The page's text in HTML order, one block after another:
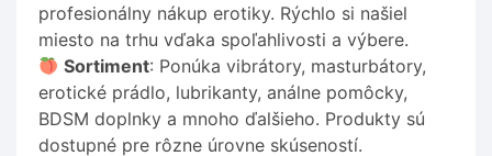
profesionálny nákup erotiky. Rýchlo si našiel
miesto na trhu vďaka spoľahlivosti a výbere.
Sortiment: Ponúka vibrátory, masturbátory,
erotické prádlo, lubrikanty, análne pomôcky,
BDSM doplnky a mnoho ďalšieho. Produkty sú
dostupné pre rôzne úrovne skúseností.